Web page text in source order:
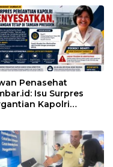
Penasehat
Isu Surpres
Kapolri
Presiden